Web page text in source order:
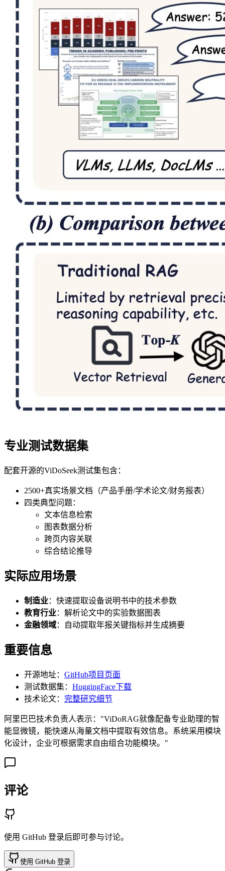
专业测试数据集
配套开源的ViDoSeek测试集包含：
2500+真实场景文档（产品手册/学术论文/财务报表）
四类典型问题：
文本信息检索
图表数据分析
跨页内容关联
综合结论推导
实际应用场景
制造业：快速提取设备说明书中的技术参数
教育行业：解析论文中的实验数据图表
金融领域：自动提取年报关键指标并生成摘要
重要信息
开源地址： GitHub项目页面
测试数据集： HuggingFace下载
技术论文： 完整研究细节
阿里巴巴技术负责人表示："ViDoRAG就像配备专业助理的智
能显微镜，能快速从海量文档中提取有效信息。系统采用模块
化设计，企业可根据需求自由组合功能模块。"
评论
使用 GitHub 登录后即可参与讨论。
使用 GitHub 登录